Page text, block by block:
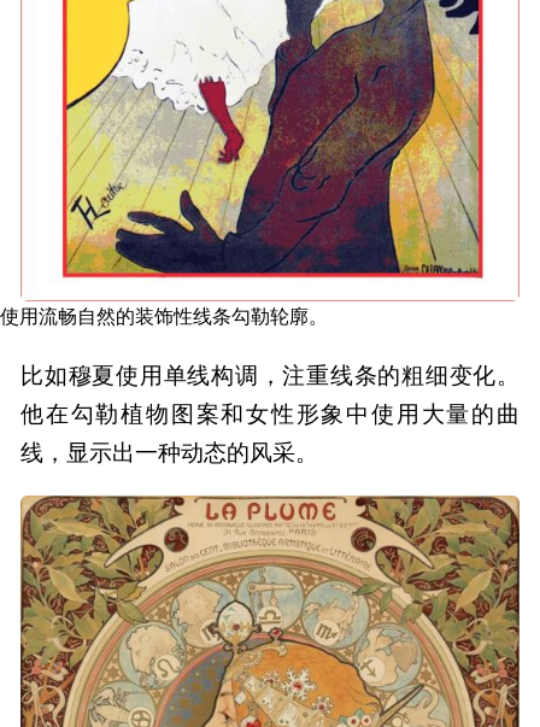
使用流畅自然的装饰性线条勾勒轮廓。
比如穆夏使用单线构调，注重线条的粗细变化。
他在勾勒植物图案和女性形象中使用大量的曲
线，显示出一种动态的风采。